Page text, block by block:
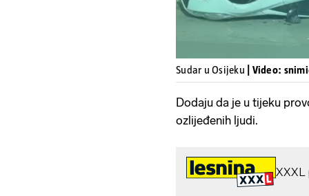
Sudar u Osijeku | Video:
Dodaju da je u tijeku
ozlijeđenih ljudi.